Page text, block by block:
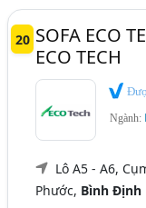
20 SOFA ECO
ECO TECH
Ngành:
Lô A5 - A6,
Phước, Bình Định